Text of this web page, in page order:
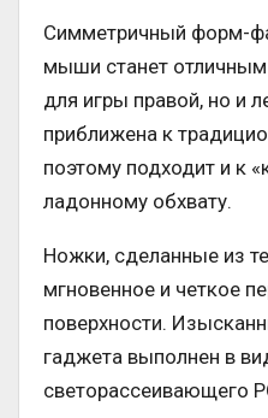
Симметричный форм-
мыши станет
для игры правой, но и
приближена к
поэтому подходит и к
ладонному обхвату.
Ножки, сделанные из
мгновенное и четкое
поверхности.
гаджета выполнен в
светорассеивающего